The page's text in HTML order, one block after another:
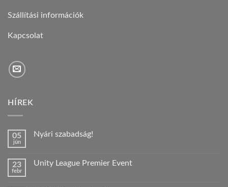
Szállítási információk
Kapcsolat
HÍREK
05
jún
Nyári szabadság!
Nyári
23
febr
Unity League Premier Event